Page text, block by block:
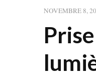
NOVEMBRE 8,